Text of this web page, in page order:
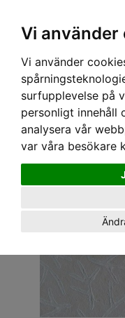
Vi använder
Vi använder
surfupplevelse på
personligt innehåll
analysera vår
var våra besökare
Hem› ACCESSOARER ›BROSCH›